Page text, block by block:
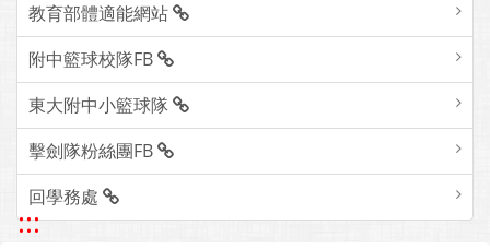
教育部體適能網站
附中籃球校隊FB
東大附中小籃球隊
擊劍隊粉絲團FB
回學務處
:::